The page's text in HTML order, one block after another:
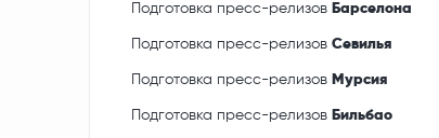
Подготовка пресс-релизов Барселона
Подготовка пресс-релизов Севилья
Подготовка пресс-релизов Мурсия
Подготовка пресс-релизов Бильбао